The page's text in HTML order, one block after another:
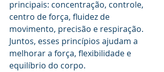
principais: concentração, controle,
centro de força, fluidez de
movimento, precisão e respiração.
Juntos, esses princípios ajudam a
melhorar a força, flexibilidade e
equilíbrio do corpo.